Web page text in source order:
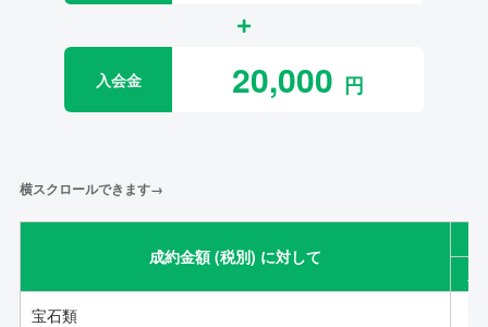
入会金 20,000
横スクロールできます→
成約金額 (税別) に対して
宝石類